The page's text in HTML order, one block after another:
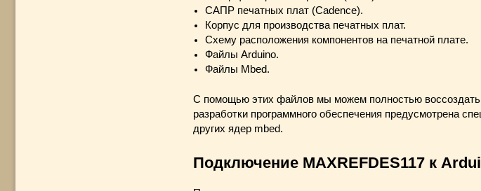
САПР печатных плат (Cadence).
Корпус для производства печатных плат.
Схему расположения компонентов на печатной плате.
Файлы Arduino.
Файлы Mbed.
С помощью этих файлов мы можем полностью
разработки программного обеспечения предусмотрена
других ядер mbed.
Подключение MAXREFDES117 к